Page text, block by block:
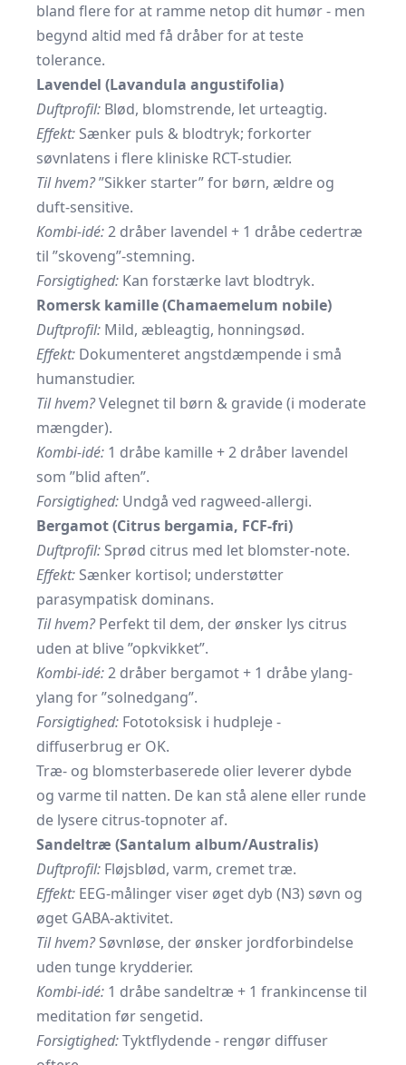
bland flere for at ramme netop dit humør - men
begynd altid med få dråber for at teste
tolerance.
Lavendel (Lavandula angustifolia)
Duftprofil: Blød, blomstrende, let urteagtig.
Effekt: Sænker puls & blodtryk; forkorter
søvnlatens i flere kliniske RCT-studier.
Til hvem?”Sikker starter” for børn, ældre og
duft-sensitive.
Kombi-idé:2 dråber lavendel + 1 dråbe cedertræ
til ”skoveng”-stemning.
Forsigtighed: Kan forstærke lavt blodtryk.
Romersk kamille (Chamaemelum nobile)
Duftprofil: Mild, æbleagtig, honningsød.
Effekt: Dokumenteret angstdæmpende i små
humanstudier.
Til hvem?Velegnet til børn & gravide (i moderate
mængder).
Kombi-idé: 1 dråbe kamille + 2 dråber lavendel
som ”blid aften”.
Forsigtighed: Undgå ved ragweed-allergi.
Bergamot (Citrus bergamia, FCF-fri)
Duftprofil: Sprød citrus med let blomster-note.
Effekt: Sænker kortisol; understøtter
parasympatisk dominans.
Til hvem?Perfekt til dem, der ønsker lys citrus
uden at blive ”opkvikket”.
Kombi-idé:2 dråber bergamot + 1 dråbe ylang-
ylang for ”solnedgang”.
Forsigtighed: Fototoksisk i hudpleje -
diffuserbrug er OK.
Træ- og blomsterbaserede olier leverer dybde
og varme til natten. De kan stå alene eller runde
de lysere citrus-topnoter af.
Sandeltræ (Santalum album/Australis)
Duftprofil: Fløjsblød, varm, cremet træ.
Effekt: EEG-målinger viser øget dyb (N3) søvn og
øget GABA-aktivitet.
Til hvem?Søvnløse, der ønsker jordforbindelse
uden tunge krydderier.
Kombi-idé: 1 dråbe sandeltræ + 1 frankincense til
meditation før sengetid.
Forsigtighed:Tyktflydende - rengør diffuser